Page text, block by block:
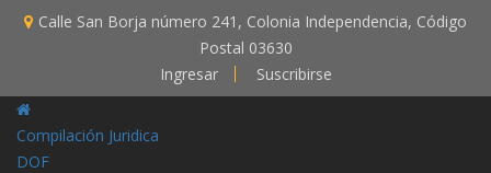
Calle San Borja número 241, Colonia Independencia, Código
Postal 03630
Ingresar
Suscribirse
Compilación Juridica
DOF